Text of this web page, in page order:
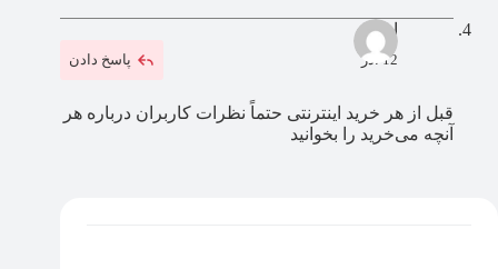
ایمان
12 آذر پاسخ دادن
قبل از هر خرید اینترنتی حتماً نظرات کاربران درباره هر
آنچه می‌خرید را بخوانید